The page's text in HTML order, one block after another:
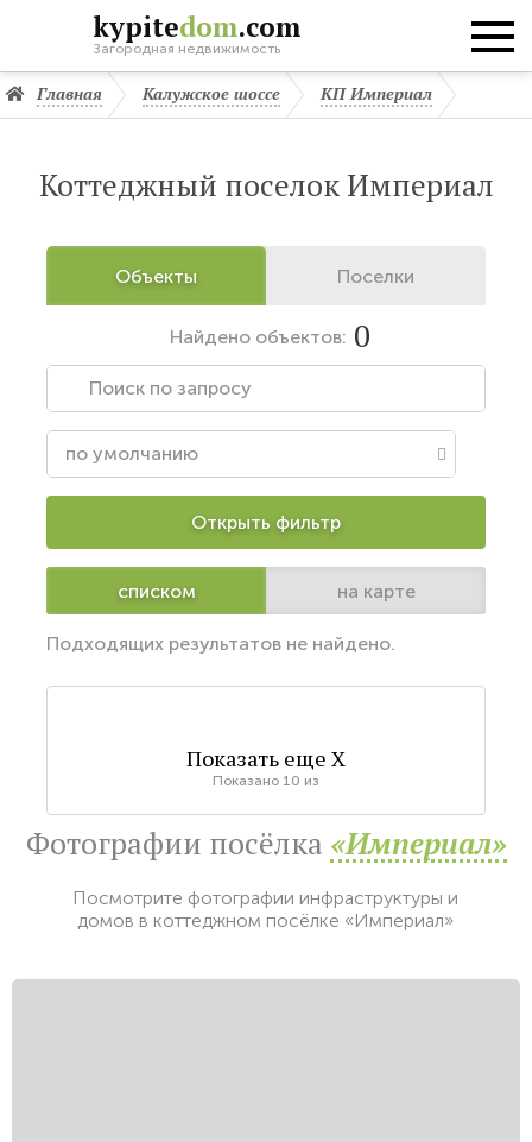
kypitedom.com
Загородная недвижимость
Главная Калужское шоссе КП Империал
Коттеджный поселок Империал
Объекты Поселки
Найденообъектов: 0
Открыть фильтр
списком на карте
Подходящих результатов не найдено.
Показать еще X
Показано 10 из
Фотографии посёлка «Империал»
Посмотрите фотографии инфраструктуры и
домов в коттеджном посёлке «Империал»